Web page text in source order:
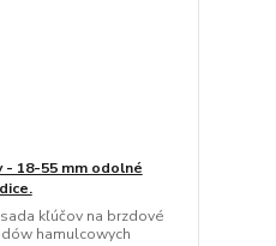
- 18-55 mm odolné
kľúčov na brzdové
hamulcowych